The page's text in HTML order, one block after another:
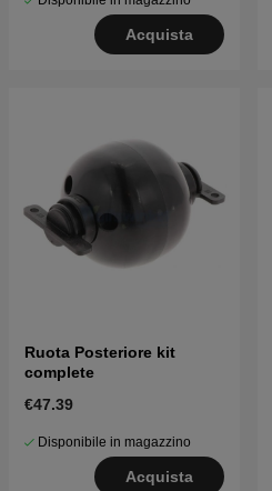
Acquista
Ruota Posteriore kit
complete
€47.39
Disponibile in magazzino
Acquista